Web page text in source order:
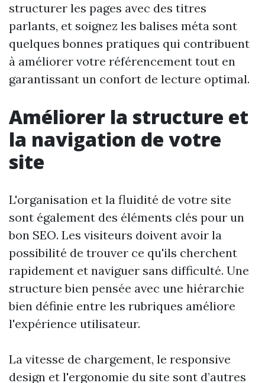
structurer les pages avec des titres
parlants, et soignez les balises méta sont
quelques bonnes pratiques qui contribuent
à améliorer votre référencement tout en
garantissant un confort de lecture optimal.
Améliorer la structure et
la navigation de votre
site
L'organisation et la fluidité de votre site
sont également des éléments clés pour un
bon SEO. Les visiteurs doivent avoir la
possibilité de trouver ce qu'ils cherchent
rapidement et naviguer sans difficulté. Une
structure bien pensée avec une hiérarchie
bien définie entre les rubriques améliore
l'expérience utilisateur.
La vitesse de chargement, le responsive
design et l'ergonomie du site sont d’autres